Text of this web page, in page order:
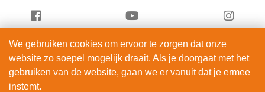
Vandaag Scooters is onderdeel van
ServiceRight B.V. | KVK 90914872
We gebruiken cookies om ervoor te zorgen dat onze
website zo soepel mogelijk draait. Als je doorgaat met het
gebruiken van de website, gaan we er vanuit dat je ermee
instemt.